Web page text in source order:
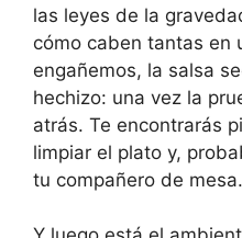
las leyes de la
cómo caben tantas en
engañemos, la salsa
hechizo: una vez la
atrás. Te encontrarás
limpiar el plato y,
tu compañero de mesa.